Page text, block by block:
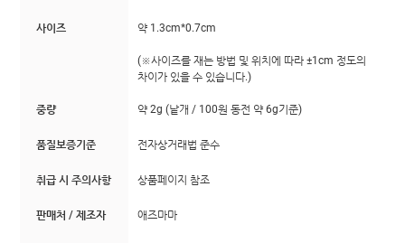
사이즈 약 1.3cm*0.7cm
(※사이즈를 재는 방법 및 위치에 따라 ±1cm 정도의
차이가 있을 수 있습니다.)
중량 약 2g (낱개 / 100원 동전 약 6g기준)
품질보증기준 전자상거래법 준수
취급 시 주의사항 상품페이지 참조
판매처 / 제조자 애즈마마